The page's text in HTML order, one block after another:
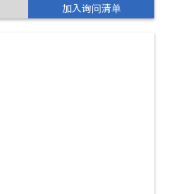
加入询问清单